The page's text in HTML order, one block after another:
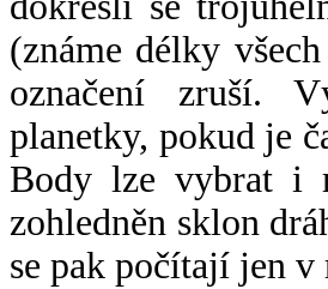
(známe délky
označení zruší.
planetky, pokud je
Body lze vybrat i
zohledněn sklon
se pak počítají jen